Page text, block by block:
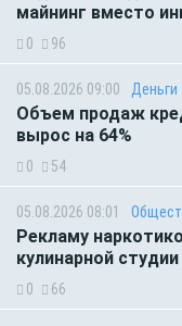
майнинг вместо
0 96
05.08.2026 09:00 Деньги
Объем продаж
вырос на 64%
0 54
05.08.2026 08:01
Рекламу
кулинарной
0 66